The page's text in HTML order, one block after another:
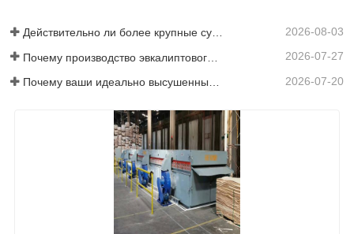
Действительно ли более крупные сушилки для шпона экономят деньги? 2026-08-03
2026-07-27
2026-07-20